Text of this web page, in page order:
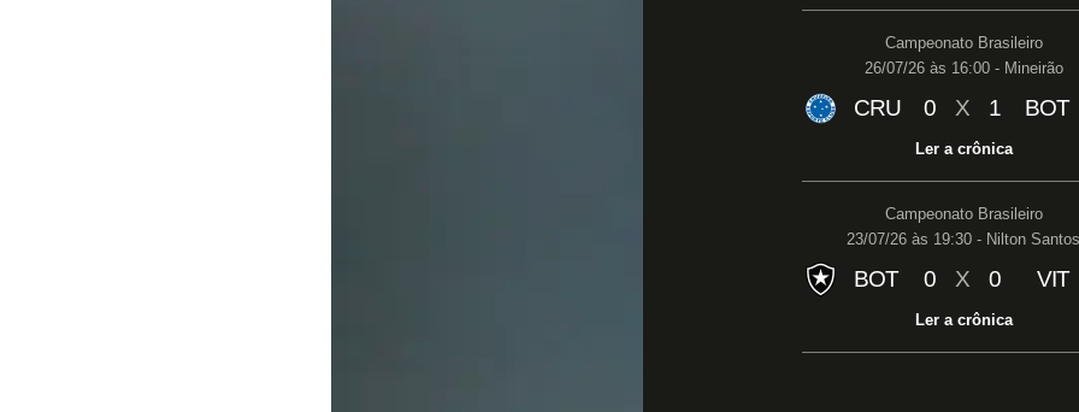
Campeonato Brasileiro
26/07/26 às 16:00 - Mineirão
CRU 0 X 1 BOT
Ler a crônica
Campeonato Brasileiro
23/07/26 às 19:30 - Nilton Santos
BOT 0 X 0 VIT
Ler a crônica